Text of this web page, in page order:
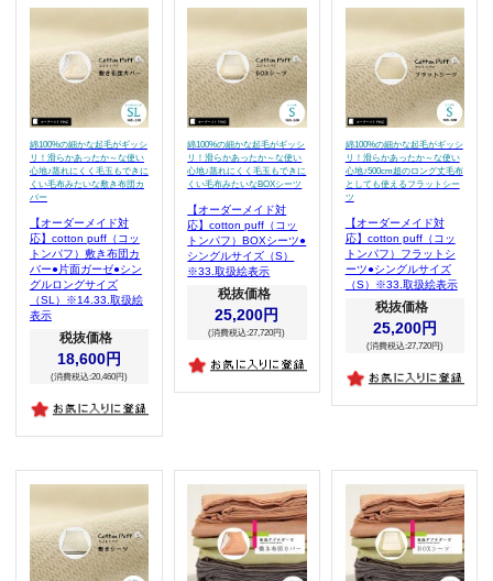
綿100%の細かな起毛がギッシ
リ！滑らかあったか～な使い
心地♪蒸れにくく毛玉もできに
くい毛布みたいな敷き布団カ
バー
【オーダーメイド対
応】cotton puff（コッ
トンパフ）敷き布団カ
バー●片面ガーゼ●シン
グルロングサイズ
（SL）※14.33.取扱絵
表示
税抜価格
18,600円
(消費税込:20,460円)
綿100%の細かな起毛がギッシ
リ！滑らかあったか～な使い
心地♪蒸れにくく毛玉もできに
くい毛布みたいなBOXシーツ
【オーダーメイド対
応】cotton puff（コッ
トンパフ）BOXシーツ●
シングルサイズ（S）
※33.取扱絵表示
税抜価格
25,200円
(消費税込:27,720円)
綿100%の細かな起毛がギッシ
リ！滑らかあったか～な使い
心地♪500cm超のロング丈毛布
としても使えるフラットシー
ツ
【オーダーメイド対
応】cotton puff（コッ
トンパフ）フラットシ
ーツ●シングルサイズ
（S）※33.取扱絵表示
税抜価格
25,200円
(消費税込:27,720円)